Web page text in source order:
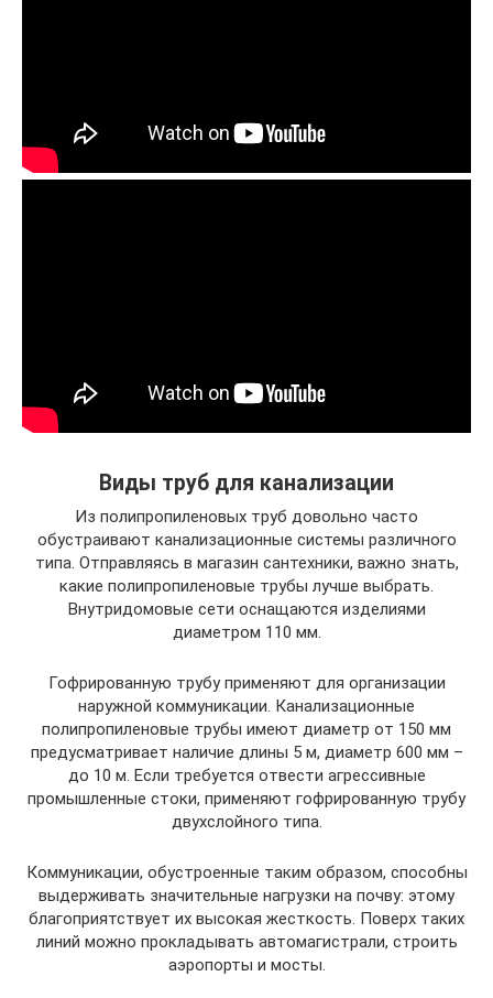
Виды труб для канализации
Из полипропиленовых труб довольно часто
обустраивают канализационные системы различного
типа. Отправляясь в магазин сантехники, важно знать,
какие полипропиленовые трубы лучше выбрать.
Внутридомовые сети оснащаются изделиями
диаметром 110 мм.
Гофрированную трубу применяют для организации
наружной коммуникации. Канализационные
полипропиленовые трубы имеют диаметр от 150 мм
предусматривает наличие длины 5 м, диаметр 600 мм –
до 10 м. Если требуется отвести агрессивные
промышленные стоки, применяют гофрированную трубу
двухслойного типа.
Коммуникации, обустроенные таким образом, способны
выдерживать значительные нагрузки на почву: этому
благоприятствует их высокая жесткость. Поверх таких
линий можно прокладывать автомагистрали, строить
аэропорты и мосты.